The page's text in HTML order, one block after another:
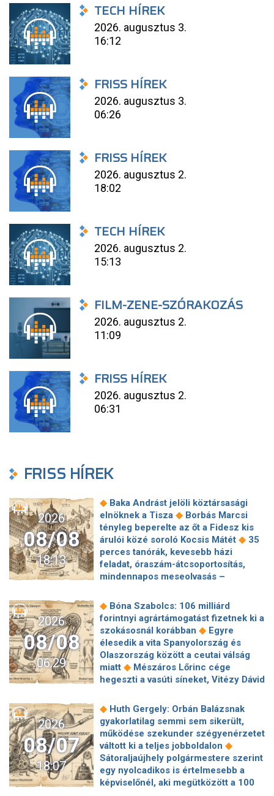
TECH HÍREK
2026. augusztus 3.
16:12
FRISS HÍREK
2026. augusztus 3.
06:26
FRISS HÍREK
2026. augusztus 2.
18:02
TECH HÍREK
2026. augusztus 2.
15:13
FILM-ZENE-SZÓRAKOZÁS
2026. augusztus 2.
11:09
FRISS HÍREK
2026. augusztus 2.
06:31
FRISS HÍREK
2026
08/08
18:13
◆ Baka Andrást jelöli köztársasági
elnöknek a Tisza ◆ Borbás Marcsi
tényleg beperelte az őt a Fidesz kis
árulói közé soroló Kocsis Mátét ◆ 35
perces tanórák, kevesebb házi
feladat, óraszám-átcsoportosítás,
mindennapos meseolvasás –
tagozatos javaslatcsomagja
Lemond és az egyetemről is távozik
az Ádám Zoltánt kirúgó corvinusos
rektorhelyettes◆
Katasztrófavédelem: Ez már nekünk is
sok! És sajnos nem látjuk a végét ◆
Nem fizeti vissza a vételárat a zuglói
kormányzati negyed
szélerőmű-gyűlölete: egymilliárd
dollárt fizetnek egy német cégnek,
hogy leállítsa az amerikai projektjeit◆
Dinnyedráma: hiába finom csemege,
bedőlt a piac◆ Hogy is volt, amikor
Baka Andrást jogellenesen mozdította
el a Fidesz?◆Új remény a
2026
08/08
06:29
◆ Bóna Szabolcs: 106 milliárd
forintnyi agrártámogatást fizetnek ki a
szokásosnál korábban ◆ Egyre
élesedik a vita Spanyolország és
Olaszország között a ceutai válság
miatt ◆ Mészáros Lőrinc cége
hegeszti a vasúti síneket, Vitézy Dávid
tesz a Bosnyák téri irodakomplexum
beruházója, ha az állam felmondja a
szerződésüket ◆ Megérkezett
Magyar Péter bejelentése: így költik
el a 6 ezer milliárd forintnyi uniós
◆Megbénult az ivóvíztárolók
töltése Ózdon – de máshol is komoly
nehézségek adódtak◆
2026
08/07
18:07
◆ Huth Gergely: Orbán Balázsnak
gyakorlatilag semmi sem sikerült,
működése szekunder szégyenérzetet
váltott ki a teljes jobboldalon ◆
Sátoraljaújhely polgármestere szerint
egy nyolcadikos is értelmesebb a
képviselőnél, aki megütközött a 100